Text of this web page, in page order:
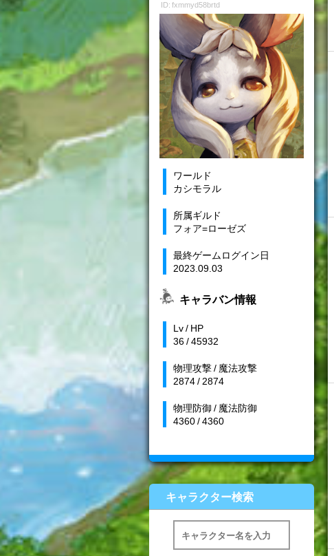
ID: fxmmyd58brtd
ワールド
カシモラル
所属ギルド
フォア=ローゼズ
最終ゲームログイン日
2023.09.03
キャラバン情報
Lv / HP
36 / 45932
物理攻撃 / 魔法攻撃
2874 / 2874
物理防御 / 魔法防御
4360 / 4360
キャラクター検索